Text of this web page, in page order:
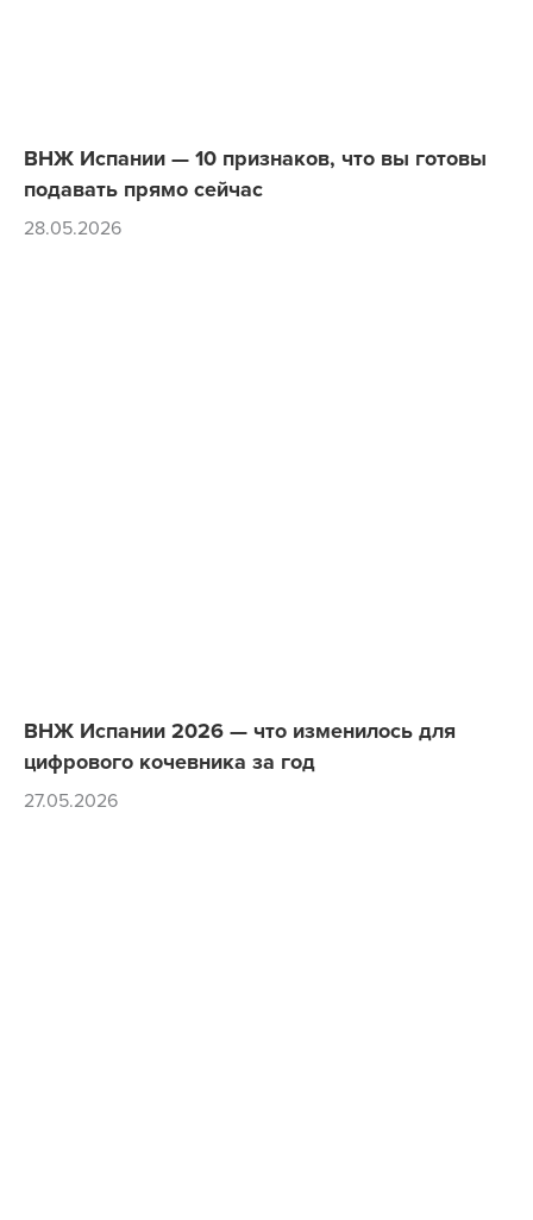
ВНЖ Испании — 10 признаков, что вы готовы
подавать прямо сейчас
28.05.2026
ВНЖ Испании 2026 — что изменилось для
цифрового кочевника за год
27.05.2026